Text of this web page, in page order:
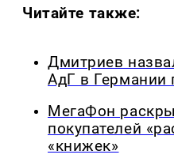
Читайте также:
Дмитриев
АдГ в Германии
МегаФон
покупателей
«книжек»